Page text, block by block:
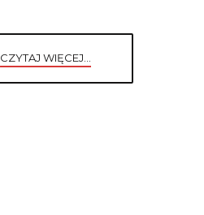
CZYTAJ WIĘCEJ...